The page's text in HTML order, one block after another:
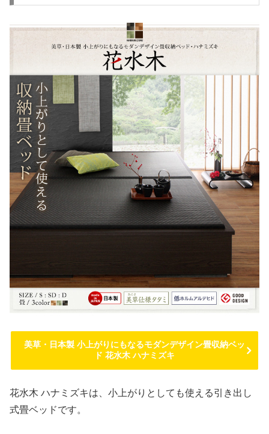
美草・日本製 小上がりにもなるモダンデザイン畳収納ベッ
ド 花水木 ハナミズキ
花水木 ハナミズキは、小上がりとしても使える引き出し
式畳ベッドです。